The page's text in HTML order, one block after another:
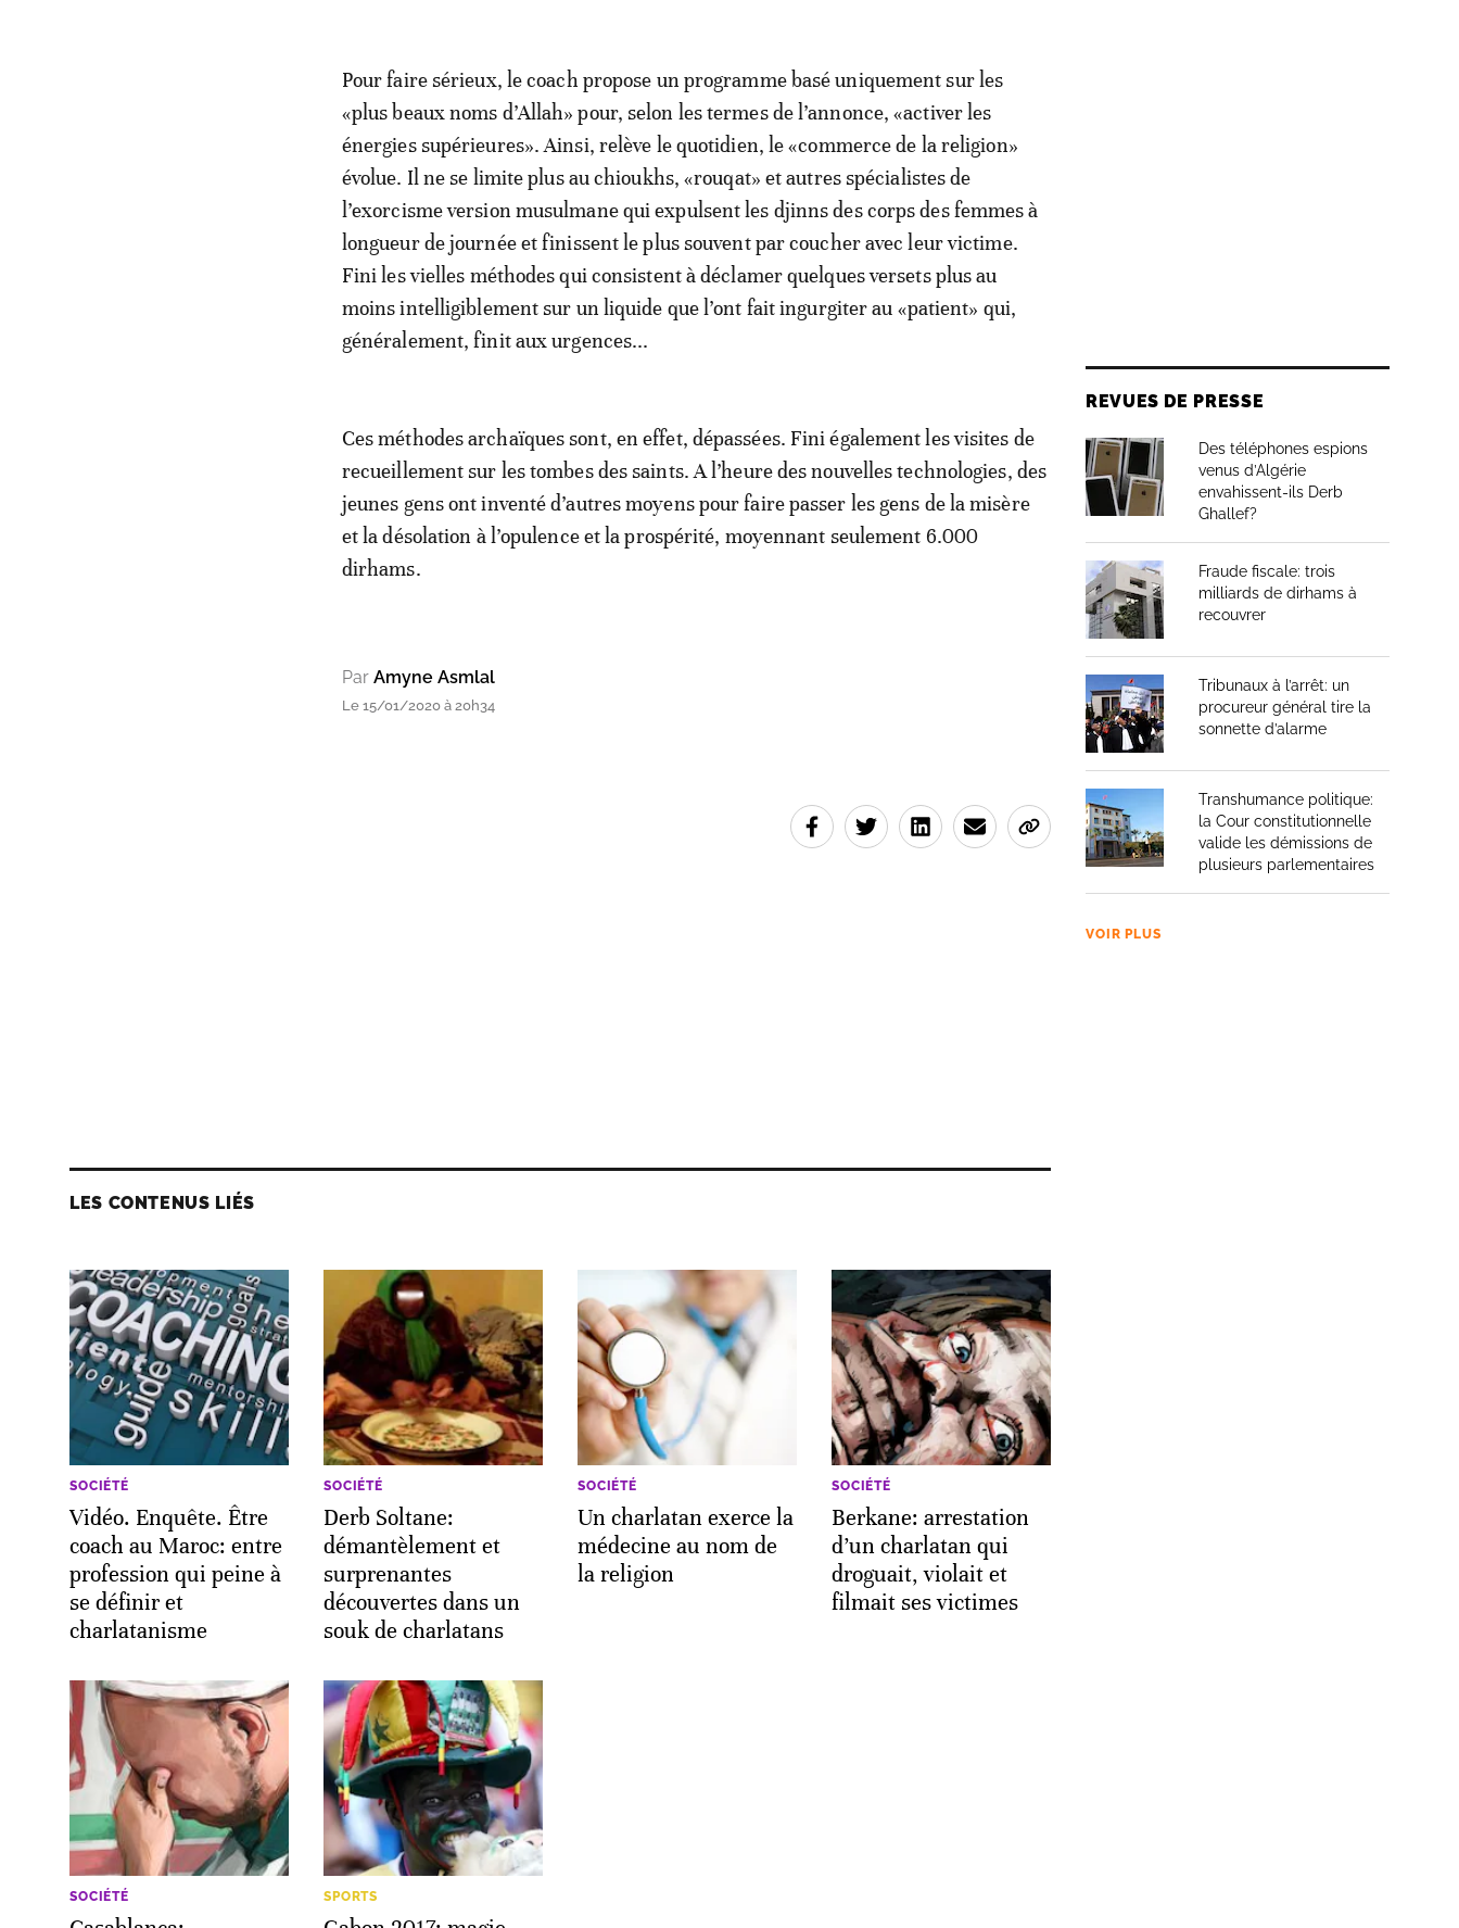
Pour faire sérieux, le coach propose un programme basé uniquement sur les
«plus beaux noms d’Allah» pour, selon les termes de l’annonce, «activer les
énergies supérieures». Ainsi, relève le quotidien, le «commerce de la religion»
évolue. Il ne se limite plus au chioukhs, «rouqat» et autres spécialistes de
l’exorcisme version musulmane qui expulsent les djinns des corps des femmes à
longueur de journée et finissent le plus souvent par coucher avec leur victime.
Fini les vielles méthodes qui consistent à déclamer quelques versets plus au
moins intelligiblement sur un liquide que l’ont fait ingurgiter au «patient» qui,
généralement, finit aux urgences...
Ces méthodes archaïques sont, en effet, dépassées. Fini également les visites de
recueillement sur les tombes des saints. A l’heure des nouvelles technologies, des
jeunes gens ont inventé d’autres moyens pour faire passer les gens de la misère
et la désolation à l’opulence et la prospérité, moyennant seulement 6.000
dirhams.
Par Amyne Asmlal
Le 15/01/2020 à 20h34
LES CONTENUS LIÉS
SOCIÉTÉ
Vidéo. Enquête. Être
coach au Maroc: entre
profession qui peine à
se définir et
charlatanisme
SOCIÉTÉ
Derb Soltane:
démantèlement et
surprenantes
découvertes dans un
souk de charlatans
SOCIÉTÉ
Un charlatan exerce la
médecine au nom de
la religion
SOCIÉTÉ
Berkane: arrestation
d’un charlatan qui
droguait, violait et
filmait ses victimes
SOCIÉTÉ SPORTS
REVUES DE PRESSE
Des téléphones espions
venus d’Algérie
envahissent-ils Derb
Ghallef?
Fraude fiscale: trois
milliards de dirhams à
recouvrer
Tribunaux à l’arrêt: un
procureur général tire la
sonnette d’alarme
Transhumance politique:
la Cour constitutionnelle
valide les démissions de
plusieurs parlementaires
VOIR PLUS